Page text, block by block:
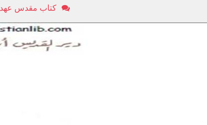
كتاب مقدس عهد